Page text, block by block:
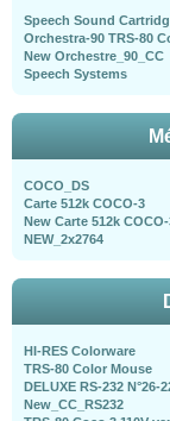
Speech Sound
Orchestra-90 TRS-80
New Orchestre_90_CC
Speech Systems
COCO_DS
Carte 512k COCO-3
New Carte 512k
NEW_2x2764
HI-RES Colorware
TRS-80 Color Mouse
DELUXE RS-232 N°26-
New_CC_RS232